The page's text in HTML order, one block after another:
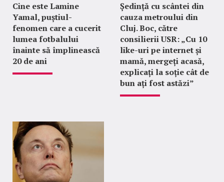
Cine este Lamine
Yamal, puștiul-
fenomen care a cucerit
lumea fotbalului
înainte să împlinească
20 de ani
Ședință cu scântei din
cauza metroului din
Cluj. Boc, către
consilierii USR: „Cu 10
like-uri pe internet și
mamă, mergeți acasă,
explicați la soție cât de
bun ați fost astăzi”